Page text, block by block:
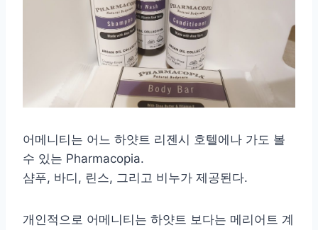
어메니티는 어느 하얏트 리젠시 호텔에나 가도 볼
수 있는 Pharmacopia.
샴푸, 바디, 린스, 그리고 비누가 제공된다.
개인적으로 어메니티는 하얏트 보다는 메리어트 계